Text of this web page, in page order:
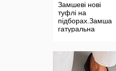
Замшеві нові
туфлі на
підборах.Замша
гатуральна